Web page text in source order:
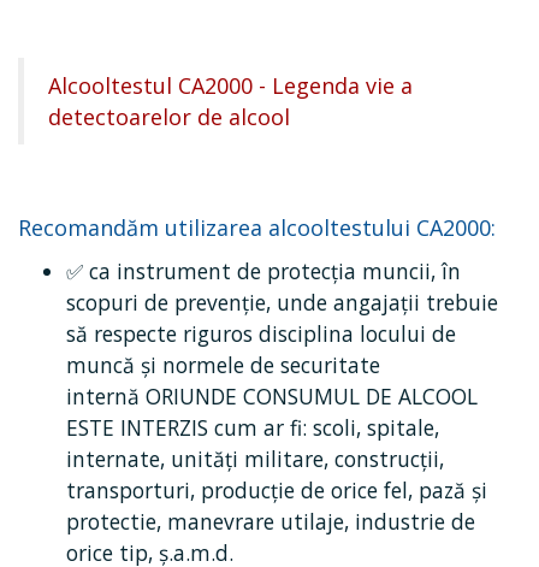
Alcooltestul CA2000 - Legenda vie a
detectoarelor de alcool
Recomandăm utilizarea alcooltestului CA2000:
✅ ca instrument de protecția muncii, în
scopuri de prevenție, unde angajații trebuie
să respecte riguros disciplina locului de
muncă și normele de securitate
internă ORIUNDE CONSUMUL DE ALCOOL
ESTE INTERZIS cum ar fi: scoli, spitale,
internate, unităţi militare, construcții,
transporturi, producție de orice fel, pază şi
protectie, manevrare utilaje, industrie de
orice tip, ş.a.m.d.